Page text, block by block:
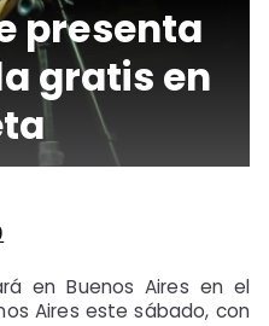
presenta
gratis en
en Buenos Aires en el
Aires este sábado, con